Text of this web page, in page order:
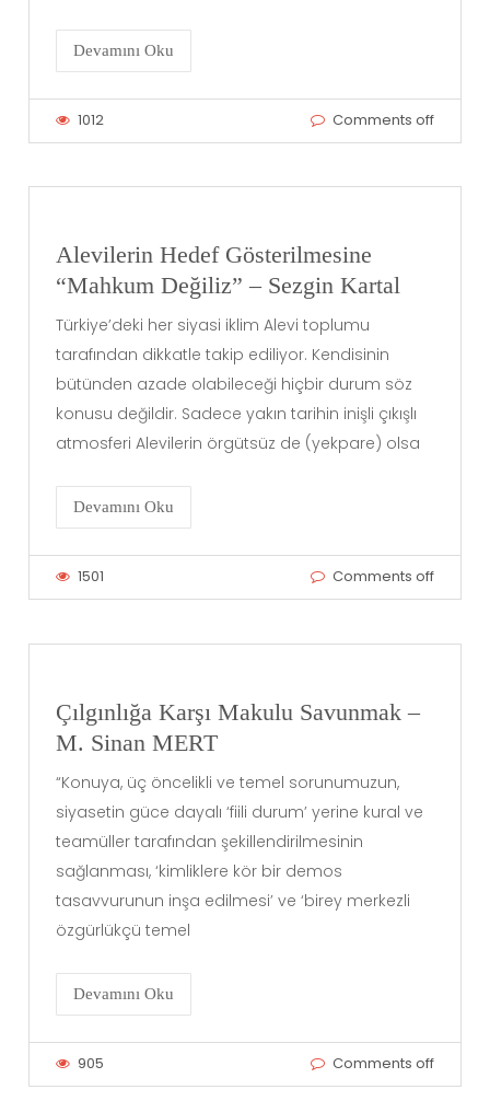
Devamını Oku
1012 Comments off
Alevilerin Hedef Gösterilmesine
“Mahkum Değiliz” – Sezgin Kartal
Türkiye’deki her siyasi iklim Alevi toplumu
tarafından dikkatle takip ediliyor. Kendisinin
bütünden azade olabileceği hiçbir durum söz
konusu değildir. Sadece yakın tarihin inişli çıkışlı
atmosferi Alevilerin örgütsüz de (yekpare) olsa
Devamını Oku
1501 Comments off
Çılgınlığa Karşı Makulu Savunmak –
M. Sinan MERT
“Konuya, üç öncelikli ve temel sorunumuzun,
siyasetin güce dayalı ‘fiili durum’ yerine kural ve
teamüller tarafından şekillendirilmesinin
sağlanması, ‘kimliklere kör bir demos
tasavvurunun inşa edilmesi’ ve ‘birey merkezli
özgürlükçü temel
Devamını Oku
905 Comments off